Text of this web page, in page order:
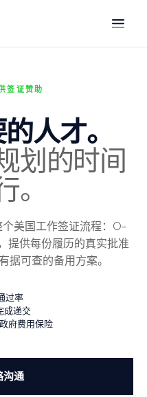
签证赞助
人才。
划的时间
。
美国工作签证流程：O-
提供每份履历的真实批准
据可查的备用方案。
过率
成递交
府费用保险
沟通